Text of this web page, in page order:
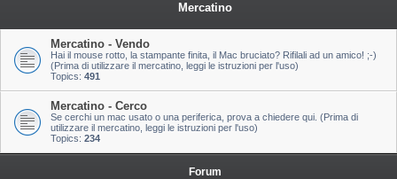
Mercatino
Mercatino - Vendo
Hai il mouse rotto, la stampante finita, il Mac bruciato? Rifilali ad un amico! ;-)
(Prima di utilizzare il mercatino, leggi le istruzioni per l'uso)
Topics: 491
Mercatino - Cerco
Se cerchi un mac usato o una periferica, prova a chiedere qui. (Prima di
utilizzare il mercatino, leggi le istruzioni per l'uso)
Topics: 234
Forum